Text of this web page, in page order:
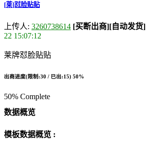
[莱]怼脸贴贴
上传人: 3260738614 [买断出商][自动发货]
22 15:07:12
莱牌怼脸贴贴
出商进度(限制:30 / 已出:15) 50%
50% Complete
数据概览
模板数据概览 :